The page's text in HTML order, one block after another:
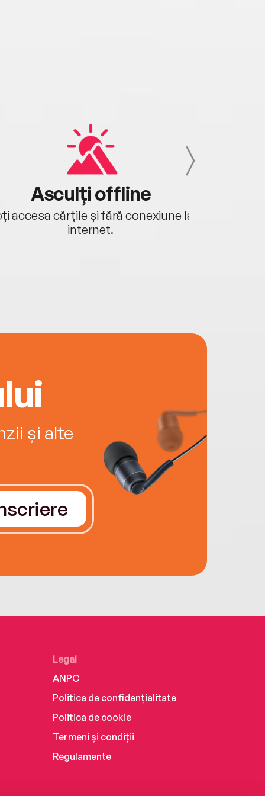
Asculți offline
accesa cărțile și fără conexiune la
internet.
și alte
Legal
ANPC
Politica de confidențialitate
Politica de cookie
Termeni și condiții
Regulamente